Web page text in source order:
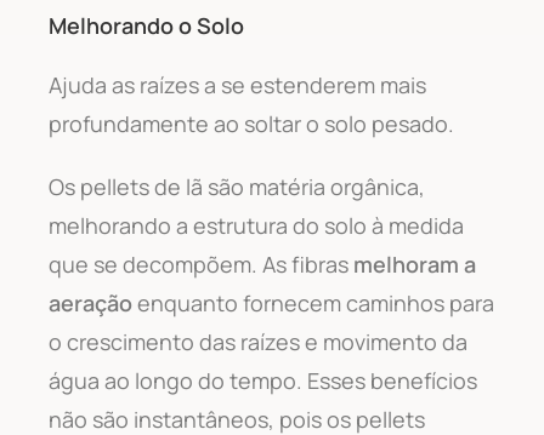
Melhorando o Solo
Ajuda as raízes a se estenderem mais
profundamente ao soltar o solo pesado.
Os pellets de lã são matéria orgânica,
melhorando a estrutura do solo à medida
que se decompõem. As fibras melhoram a
aeraçãoenquanto fornecem caminhos para
o crescimento das raízes e movimento da
água ao longo do tempo. Esses benefícios
não são instantâneos, pois os pellets